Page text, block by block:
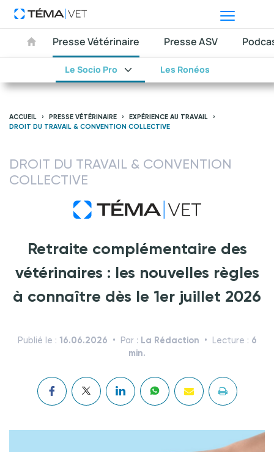
Presse Vétérinaire
Le Socio Pro Les Ronéos
Presse ASV
ACCUEIL PRESSE VÉTÉRINAIRE
EXPÉRIENCE AU TRAVAIL
DROIT DU TRAVAIL & CONVENTION COLLECTIVE
DROIT DU TRAVAIL & CONVENTION
COLLECTIVE
Retraite complémentaire des
vétérinaires : les nouvelles règles
à connaître dès le 1er juillet 2026
Publié le : 16.06.2026 Par : La Rédaction Lecture : 6
min.